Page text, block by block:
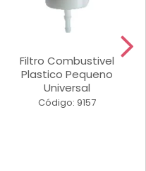
Filtro Combustivel
Plastico Pequeno
Universal
Código: 9157